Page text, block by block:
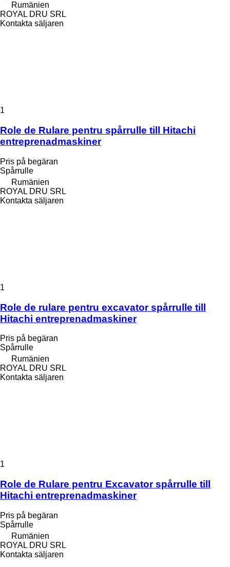
Rumänien
ROYAL DRU SRL
Kontakta säljaren
1
Role de Rulare pentru spårrulle till Hitachi
entreprenadmaskiner
Pris på begäran
Spårrulle
Rumänien
ROYAL DRU SRL
Kontakta säljaren
1
Role de rulare pentru excavator spårrulle till
Hitachi entreprenadmaskiner
Pris på begäran
Spårrulle
Rumänien
ROYAL DRU SRL
Kontakta säljaren
1
Role de Rulare pentru Excavator spårrulle till
Hitachi entreprenadmaskiner
Pris på begäran
Spårrulle
Rumänien
ROYAL DRU SRL
Kontakta säljaren